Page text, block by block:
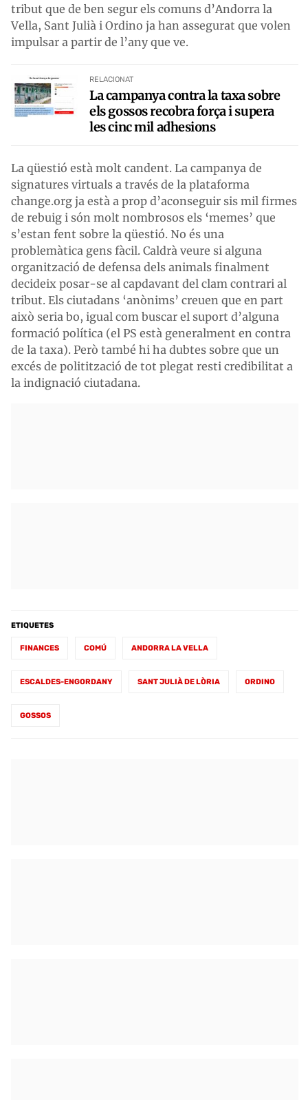
tribut que de ben segur els comuns d’Andorra la
Vella, Sant Julià i Ordino ja han assegurat que volen
impulsar a partir de l’any que ve.
RELACIONAT
La campanya contra la taxa sobre
els gossos recobra força i supera
les cinc mil adhesions
La qüestió està molt candent. La campanya de
signatures virtuals a través de la plataforma
change.org ja està a prop d’aconseguir sis mil firmes
de rebuig i són molt nombrosos els ‘memes’ que
s’estan fent sobre la qüestió. No és una
problemàtica gens fàcil. Caldrà veure si alguna
organització de defensa dels animals finalment
decideix posar-se al capdavant del clam contrari al
tribut. Els ciutadans ‘anònims’ creuen que en part
això seria bo, igual com buscar el suport d’alguna
formació política (el PS està generalment en contra
de la taxa). Però també hi ha dubtes sobre que un
excés de politització de tot plegat resti credibilitat a
la indignació ciutadana.
ETIQUETES
FINANCES COMÚ ANDORRA LA VELLA
ESCALDES-ENGORDANY SANT JULIÀ DE LÒRIA ORDINO
GOSSOS